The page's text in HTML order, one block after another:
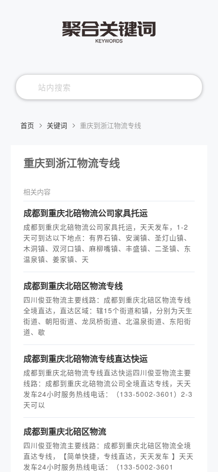
首页 关键词 重庆到浙江物流专线
重庆到浙江物流专线
相关内容
​成都到重庆北碚物流公司家具托运
成都到重庆北碚物流公司家具托运，天天发车，1-2
天可到达以下地点：有界石镇、安澜镇、圣灯山镇、
木洞镇、双河口镇、麻柳嘴镇、丰盛镇、二圣镇、东
温泉镇、姜家镇、天
成都到重庆北碚区物流专线
四川俊亚物流主要线路：成都到重庆北碚区物流专线
全境直达，直达区域：‌辖15个街道和镇，分别为天生
街道、朝阳街道、龙凤桥街道、北温泉街道、东阳街
道、歇
​成都到重庆北碚物流专线直达快运
成都到重庆北碚物流专线直达快运四川俊亚物流主要
线路：成都到重庆北碚物流公司全境直达专线，天天
发车24小时服务热线电话：（133-5002-3601）2-3
天可以
成都到重庆北碚区物流
四川俊亚物流主要线路：成都到重庆北碚区物流全境
直达专线，【简单快捷，专线直达，天天发车 】天天
发车24小时服务热线电话：（133-5002-3601